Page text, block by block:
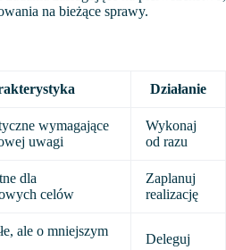
na bieżące sprawy.
Działanie
wymagające
uwagi
Wykonaj
od razu
dla
celów
Zaplanuj
realizację
ale o mniejszym
Deleguj